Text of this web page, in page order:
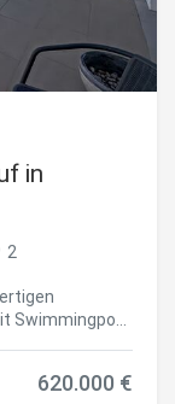
in
2
Swimmingpool
166 m² (137
620.000 €